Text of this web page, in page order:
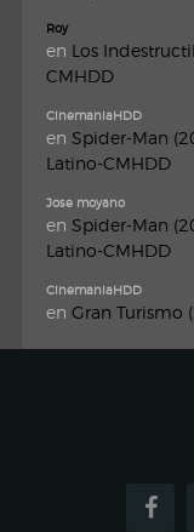
Roy
en Los
CMHDD
CinemaniaHDD
en Spider-Man
Latino-CMHDD
Jose moyano
en Spider-Man
Latino-CMHDD
CinemaniaHDD
en Gran Turismo